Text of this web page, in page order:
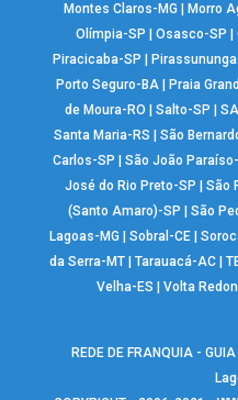
Montes Claros-MG
Morro
Olímpia-SP
|Osasco-SP |
Piracicaba-SP
Porto Seguro-BA| Praia
de Moura-RO
|Salto-SP |
Santa Maria-RS
São
Carlos-SP
São João
José do Rio Preto-SP
São
(Santo Amaro)-SP
São
Lagoas-MG
|Sobral-CE |
da Serra-MT| Tarauacá-AC|
Velha-ES
Volta
REDE DE FRANQUIA -